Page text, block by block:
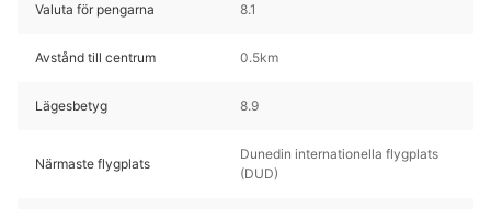
Valuta för pengarna 8.1
Avstånd till centrum 0.5km
Lägesbetyg 8.9
Närmaste flygplats
Dunedin internationella flygplats
(DUD)